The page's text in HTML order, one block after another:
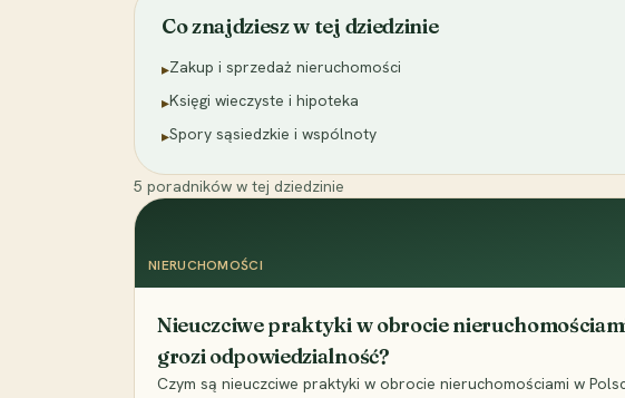
Co znajdziesz w tej dziedzinie
▸Zakup i sprzedaż nieruchomości
▸Księgi wieczyste i hipoteka
▸Spory sąsiedzkie i wspólnoty
5 poradników w tej dziedzinie
NIERUCHOMOŚCI
Nieuczciwe praktyki w obrocie
grozi odpowiedzialność?
Czym są nieuczciwe praktyki w obrocie nieruchomościami w